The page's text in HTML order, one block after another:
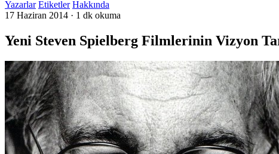
Yazarlar Etiketler Hakkında
17 Haziran 2014 · 1 dk okuma
Yeni Steven Spielberg Filmlerinin Vizyon